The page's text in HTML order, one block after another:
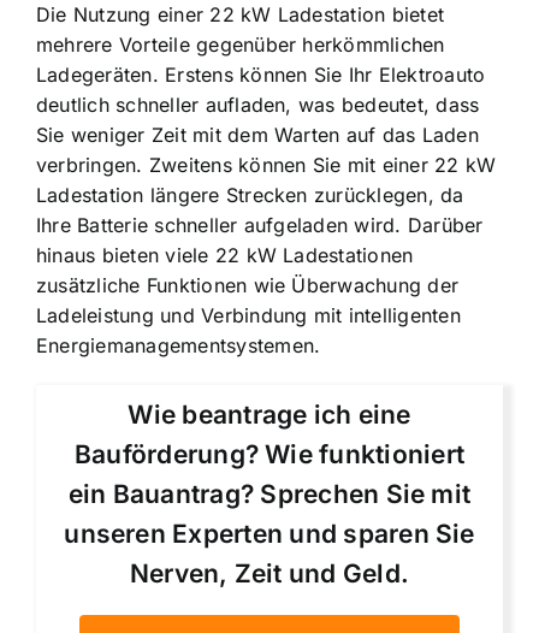
Die Nutzung einer 22 kW Ladestation bietet
mehrere Vorteile gegenüber herkömmlichen
Ladegeräten. Erstens können Sie Ihr Elektroauto
deutlich schneller aufladen, was bedeutet, dass
Sie weniger Zeit mit dem Warten auf das Laden
verbringen. Zweitens können Sie mit einer 22 kW
Ladestation längere Strecken zurücklegen, da
Ihre Batterie schneller aufgeladen wird. Darüber
hinaus bieten viele 22 kW Ladestationen
zusätzliche Funktionen wie Überwachung der
Ladeleistung und Verbindung mit intelligenten
Energiemanagementsystemen.
Wie beantrage ich eine
Bauförderung? Wie funktioniert
ein Bauantrag? Sprechen Sie mit
unseren Experten und sparen Sie
Nerven, Zeit und Geld.